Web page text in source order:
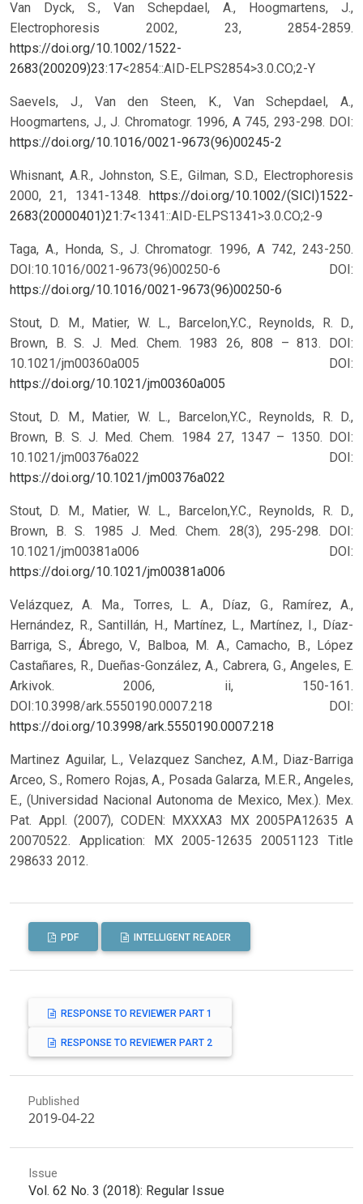
Van Dyck, S., Van Schepdael, A., Hoogmartens, J.,
Electrophoresis 2002, 23, 2854-2859.
https://doi.org/10.1002/1522-
2683(200209)23:17<2854::AID-ELPS2854>3.0.CO;2-Y
Saevels, J., Van den Steen, K., Van Schepdael, A.,
Hoogmartens, J., J. Chromatogr. 1996, A 745, 293-298. DOI:
https://doi.org/10.1016/0021-9673(96)00245-2
Whisnant, A.R., Johnston, S.E., Gilman, S.D., Electrophoresis
2000, 21, 1341-1348.
https://doi.org/10.1002/(SICI)1522-
2683(20000401)21:7<1341::AID-ELPS1341>3.0.CO;2-9
Taga, A., Honda, S., J. Chromatogr. 1996, A 742, 243-250.
DOI:10.1016/0021-9673(96)00250-6
DOI:
https://doi.org/10.1016/0021-9673(96)00250-6
Stout, D. M., Matier, W. L., Barcelon,Y.C., Reynolds, R. D.,
Brown, B. S. J. Med. Chem. 1983 26, 808 – 813. DOI:
10.1021/jm00360a005
DOI:
https://doi.org/10.1021/jm00360a005
Stout, D. M., Matier, W. L., Barcelon,Y.C., Reynolds, R. D.,
Brown, B. S. J. Med. Chem. 1984 27, 1347 – 1350. DOI:
10.1021/jm00376a022
DOI:
https://doi.org/10.1021/jm00376a022
Stout, D. M., Matier, W. L., Barcelon,Y.C., Reynolds, R. D.,
Brown, B. S. 1985 J. Med. Chem. 28(3), 295-298. DOI:
10.1021/jm00381a006
DOI:
https://doi.org/10.1021/jm00381a006
Velázquez, A. Ma., Torres, L. A., Díaz, G., Ramírez, A.,
Hernández, R., Santillán, H., Martínez, L., Martínez, I., Díaz-
Barriga, S., Ábrego, V., Balboa, M. A., Camacho, B., López
Castañares, R., Dueñas-González, A., Cabrera, G., Angeles, E.
Arkivok. 2006, ii, 150-161.
DOI:10.3998/ark.5550190.0007.218
DOI:
https://doi.org/10.3998/ark.5550190.0007.218
Martinez Aguilar, L., Velazquez Sanchez, A.M., Diaz-Barriga
Arceo, S., Romero Rojas, A., Posada Galarza, M.E.R., Angeles,
E., (Universidad Nacional Autonoma de Mexico, Mex.). Mex.
Pat. Appl. (2007), CODEN: MXXXA3 MX 2005PA12635 A
20070522. Application: MX 2005-12635 20051123 Title
298633 2012.
PDF INTELLIGENT READER
RESPONSE TO REVIEWER PART 1
RESPONSE TO REVIEWER PART 2
Published
2019-04-22
Issue
Vol. 62 No. 3 (2018): Regular Issue